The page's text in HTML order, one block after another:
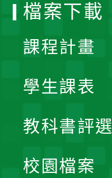
檔案下載
課程計畫
學生課表
教科書評選
校園檔案